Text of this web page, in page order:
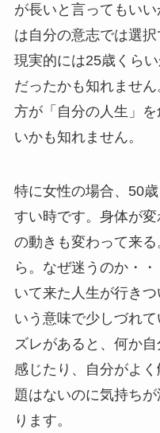
が長いと言ってもい
は自分の意志では選択
現実的には25歳くら
だったかも知れませ
方が「自分の人生」
いかも知れません。
特に女性の場合、50
すい時です。身体が
の動きも変わって来
ら。なぜ迷うのか・
いて来た人生が行き
いう意味で少しづれて
ズレがあると、何か
感じたり、自分がよ
題はないのに気持ち
ります。